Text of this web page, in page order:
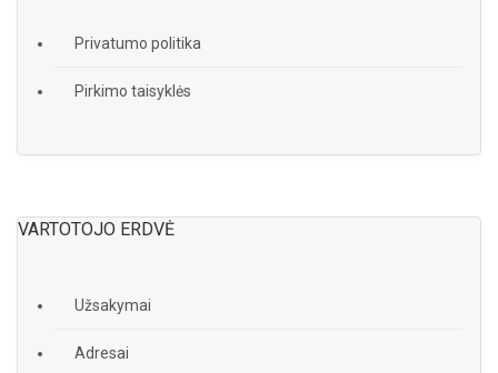
Privatumo politika
Pirkimo taisyklės
VARTOTOJO ERDVĖ
Užsakymai
Adresai